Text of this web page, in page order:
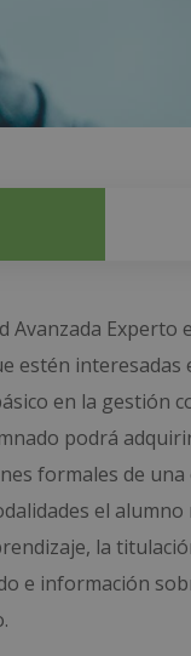
Avanzada
estén
en la gestión
podrá
formales de
el
la
e información